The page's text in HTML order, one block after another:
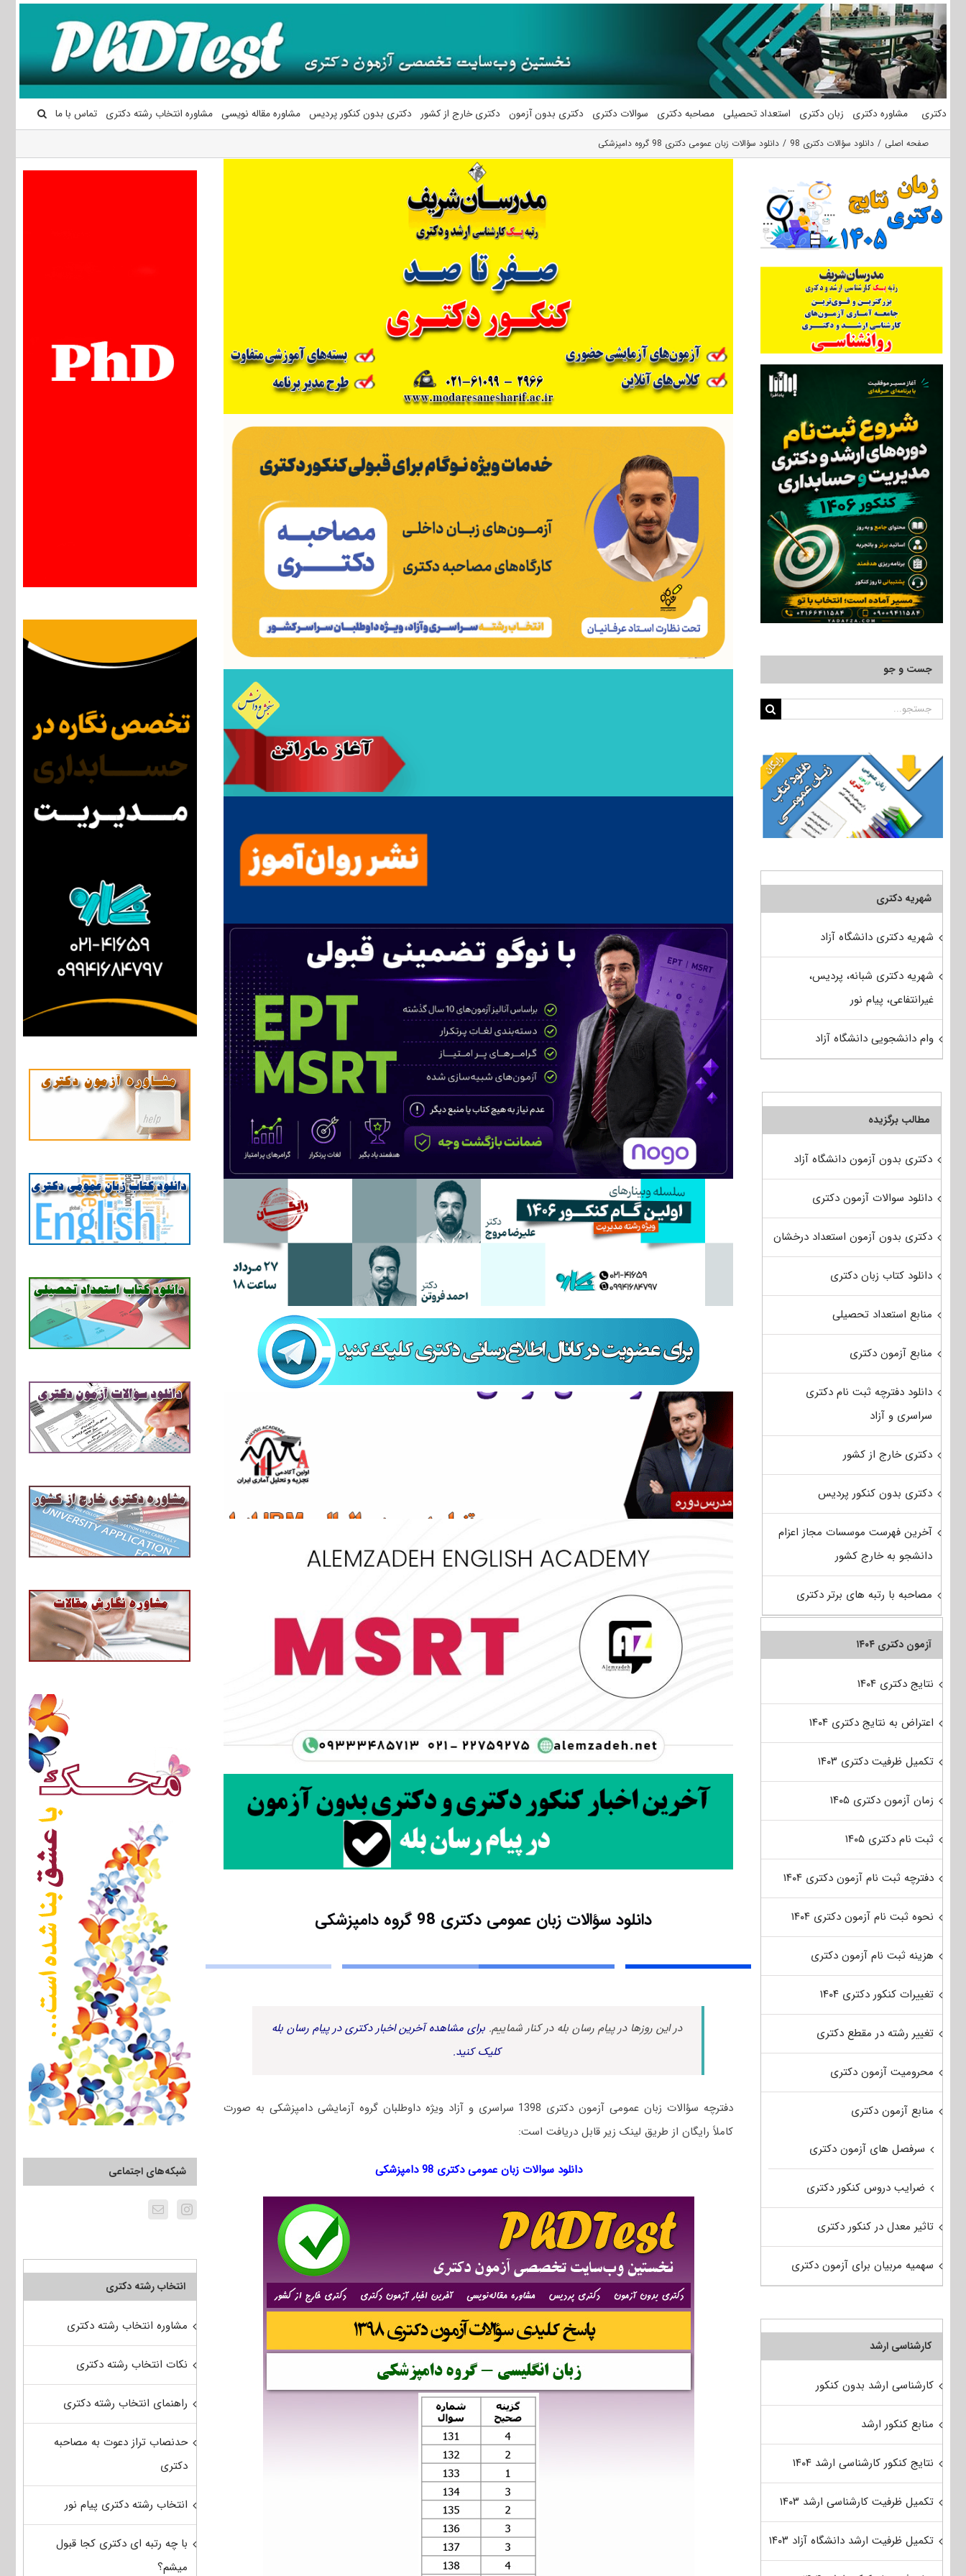
محتوا
دکتری مشاوره دکتری زبان دکتری استعداد تحصیلی مصاحبه دکتری سوالات دکتری دکتری بدون آزمون دکتری خارج از کشور دکتری بدون کنکور پردیس مشاوره مقاله نویسی مشاوره انتخاب رشته دکتری تماس با ما
صفحه اصلی دانلود سؤالات دکتری 98 دانلود سؤالات زبان عمومی دکتری 98 گروه دامپزشکی
دانلود سؤالات زبان عمومی دکتری 98 گروه دامپزشکی
در این روزها در پیام رسان بله در کنار شماییم. برای مشاهده آخرین اخبار دکتری در پیام رسان بله
کلیک کنید.
دفترچه سؤالات زبان عمومی آزمون دکتری 1398 سراسری و آزاد ویژه داوطلبان گروه آزمایشی دامپزشکی به صورت
کاملاً رایگان از طریق لینک زیر قابل دریافت است:
دانلود سوالات زبان عمومی دکتری 98 دامپزشکی شبکه‌های اجتماعی
انتخاب رشته دکتری
مشاوره انتخاب رشته دکتری
نکات انتخاب رشته دکتری
راهنمای انتخاب رشته دکتری
حدنصاب تراز دعوت به مصاحبه
دکتری
انتخاب رشته دکتری پیام نور
با چه رتبه ای دکتری کجا قبول
میشم؟
جست و جو
جستجو
شهریه دکتری
شهریه دکتری دانشگاه آزاد
شهریه دکتری شبانه، پردیس،
غیرانتفاعی، پیام نور
وام دانشجویی دانشگاه آزاد
مطالب برگزیده
دکتری بدون آزمون دانشگاه آزاد
دانلود سوالات آزمون دکتری
دکتری بدون آزمون استعداد درخشان
دانلود کتاب زبان دکتری
منابع استعداد تحصیلی
منابع آزمون دکتری
دانلود دفترچه ثبت نام دکتری
سراسری و آزاد
دکتری خارج از کشور
دکتری بدون کنکور پردیس
آخرین فهرست موسسات مجاز اعزام
دانشجو به خارج کشور
مصاحبه با رتبه های برتر دکتری
آزمون دکتری ۱۴۰۴
نتایج دکتری ۱۴۰۴
اعتراض به نتایج دکتری ۱۴۰۴
تکمیل ظرفیت دکتری ۱۴۰۳
زمان آزمون دکتری ۱۴۰۵
ثبت نام دکتری ۱۴۰۵
دفترچه ثبت نام آزمون دکتری ۱۴۰۴
نحوه ثبت نام آزمون دکتری ۱۴۰۴
هزینه ثبت نام آزمون دکتری
تغییرات کنکور دکتری ۱۴۰۴
تغییر رشته در مقطع دکتری
محرومیت آزمون دکتری
منابع آزمون دکتری
سرفصل های آزمون دکتری
ضرایب دروس کنکور دکتری
تاثیر معدل در کنکور دکتری
سهمیه مربیان برای آزمون دکتری
کارشناسی ارشد
کارشناسی ارشد بدون کنکور
منابع کنکور ارشد
نتایج کنکور کارشناسی ارشد ۱۴۰۴
تکمیل ظرفیت کارشناسی ارشد ۱۴۰۳
تکمیل ظرفیت ارشد دانشگاه آزاد ۱۴۰۳